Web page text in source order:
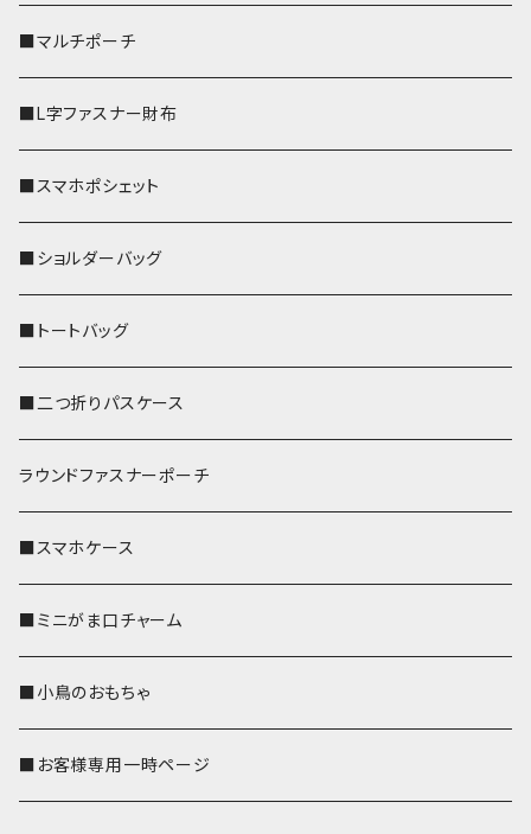
■マルチポーチ
■L字ファスナー財布
■スマホポシェット
■ショルダーバッグ
■トートバッグ
■二つ折りパスケース
ラウンドファスナーポーチ
■スマホケース
■ミニがま口チャーム
■小鳥のおもちゃ
■お客様専用一時ページ